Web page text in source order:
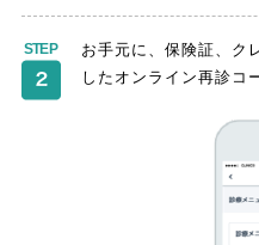
お手元に、保険証、ク
したオンライン再診コ